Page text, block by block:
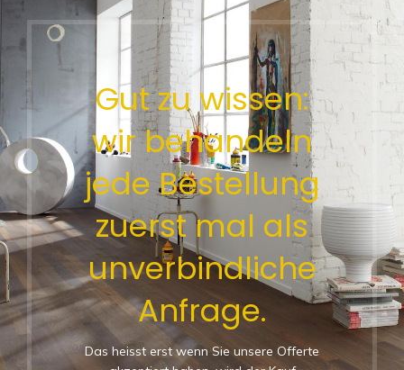
Gut zu wissen:
wir behandeln
jede Bestellung
zuerst mal als
unverbindliche
Anfrage.
Das heisst erst wenn Sie unsere Offerte